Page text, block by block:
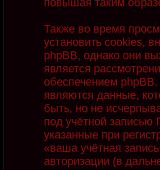
Также во время
установить cookies,
phpBB, однако они
является
обеспечением
являются данные,
быть, но не
под учётной
указанные при
«ваша учётная
авторизации (в